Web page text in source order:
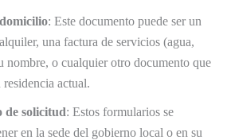
: Este documento puede ser un
una factura de servicios (agua,
nombre, o cualquier otro documento que
actual.
solicitud: Estos formularios se
en la sede del gobierno local o en su